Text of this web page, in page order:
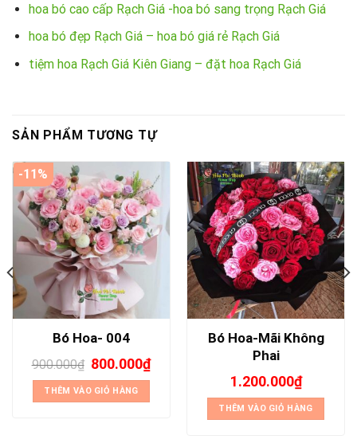
hoa bó cao cấp Rạch Giá -hoa bó sang trọng Rạch Giá
hoa bó đẹp Rạch Giá – hoa bó giá rẻ Rạch Giá
tiệm hoa Rạch Giá Kiên Giang – đặt hoa Rạch Giá
SẢN PHẨM TƯƠNG TỰ
-11%
Bó Hoa- 004
900.000₫ 800.000₫
THÊM VÀO GIỎ HÀNG
Bó Hoa-Mãi Không
Phai
1.200.000₫
THÊM VÀO GIỎ HÀNG